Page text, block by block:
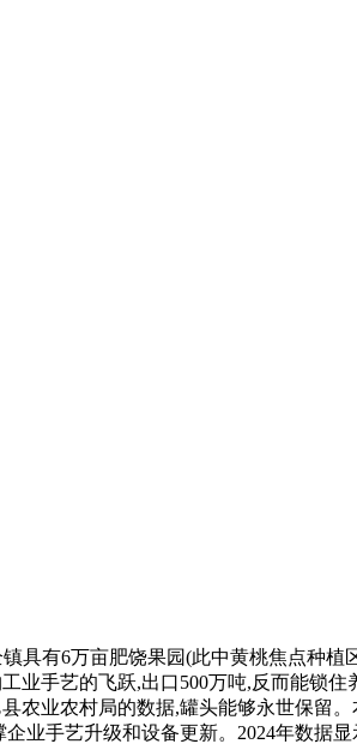
有6万亩肥饶果园(此中黄桃焦点种植
业手艺的飞跃,出口500万吨,反而能锁
农业农村局的数据,罐头能够永世保留
业手艺升级和设备更新。2024年数据